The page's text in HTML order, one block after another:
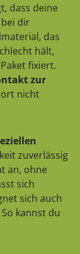
dass deine
bei dir
das
hält,
fixiert.
zur
nicht
zuverlässig
an, ohne
sich
sich auch
kannst du